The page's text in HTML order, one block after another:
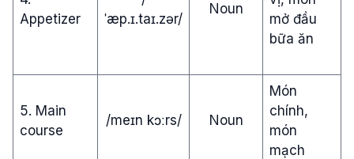
Appetizer
ˈæp.ɪ.taɪ.zər/
Noun
mở đầu
bữa ăn
5. Main
course
/meɪn kɔːrs/ Noun
Món
chính,
món
mạch